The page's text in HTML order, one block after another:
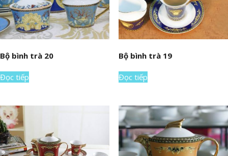
Bộ bình trà 20
Đọc tiếp
Bộ bình trà 19
Đọc tiếp